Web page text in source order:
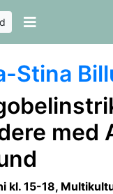
Stina
med
kl. 15-18,